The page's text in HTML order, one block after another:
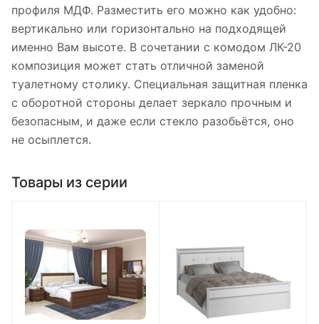
профиля МДФ. Разместить его можно как удобно:
вертикально или горизонтально на подходящей
именно Вам высоте. В сочетании с комодом ЛК-20
композиция может стать отличной заменой
туалетному столику. Специальная защитная пленка
с оборотной стороны делает зеркало прочным и
безопасным, и даже если стекло разобьётся, оно
не осыплется.
Товары из серии